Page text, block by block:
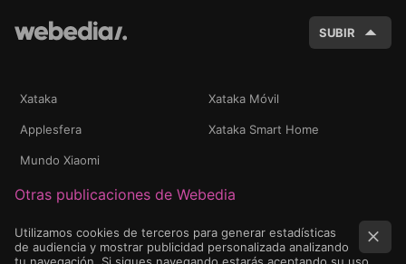
SUBIR
Xataka Xataka Móvil
Applesfera Xataka Smart Home
Mundo Xiaomi
Otras publicaciones de Webedia
Utilizamos cookies de terceros para generar estadísticas
de audiencia y mostrar publicidad personalizada analizando